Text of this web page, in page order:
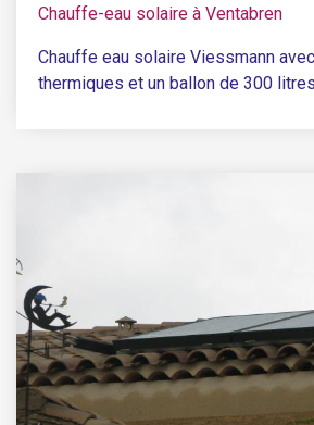
Chauffe-eau solaire à Ventabren
Chauffe eau solaire Viessmann
thermiques et un ballon de 300 litres